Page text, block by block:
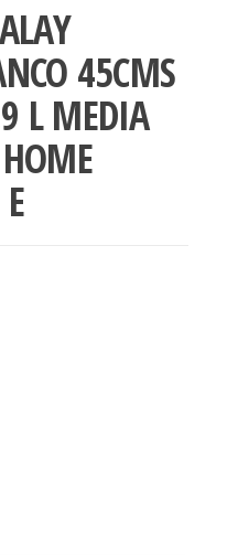
45CMS
L MEDIA